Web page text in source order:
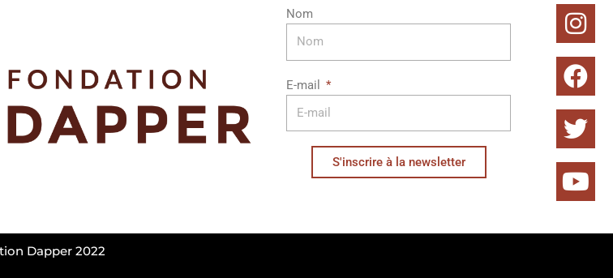
Nom
E-mail
S'inscrire à la newsletter
Dapper 2022